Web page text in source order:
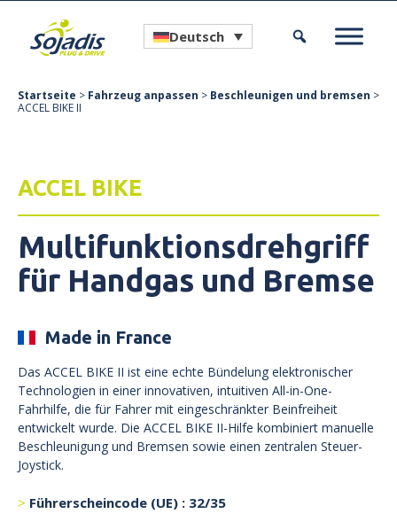
Deutsch
Startseite > Fahrzeug anpassen > Beschleunigen und bremsen >
ACCEL BIKE II
ACCEL BIKE
Multifunktionsdrehgriff
für Handgas und Bremse
Made in France
Das ACCEL BIKE II ist eine echte Bündelung elektronischer
Technologien in einer innovativen, intuitiven All-in-One-
Fahrhilfe, die für Fahrer mit eingeschränkter Beinfreiheit
entwickelt wurde. Die ACCEL BIKE II-Hilfe kombiniert manuelle
Beschleunigung und Bremsen sowie einen zentralen Steuer-
Joystick.
Führerscheincode (UE) : 32/35